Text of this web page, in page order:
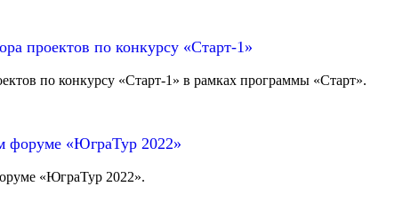
проектов по конкурсу «Старт-1»
по конкурсу «Старт-1» в рамках программы «Старт».
форуме «ЮграТур 2022»
«ЮграТур 2022».